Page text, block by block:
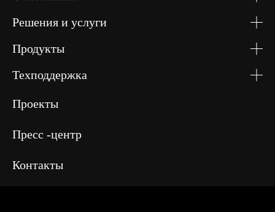
Решения и услуги
Продукты
Техподдержка
Проекты
Пресс -центр
Контакты